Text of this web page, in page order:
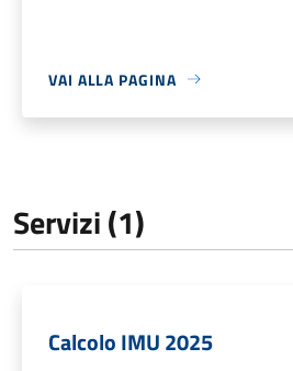
VAI ALLA PAGINA
Servizi (1)
Calcolo IMU 2025